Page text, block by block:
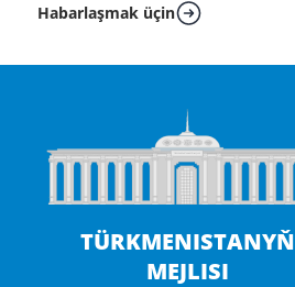
Habarlaşmak üçin
TÜRKMENISTANYŇ
MEJLISI